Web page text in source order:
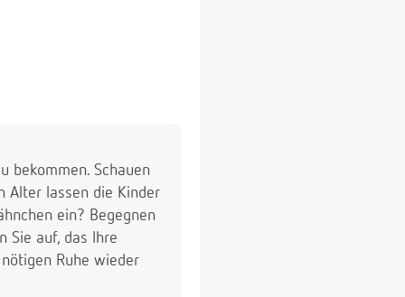
bekommen. Schauen
Alter lassen die Kinder
ein? Begegnen
Sie auf, das Ihre
Ruhe wieder